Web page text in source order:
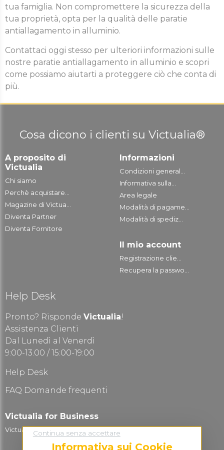
tua famiglia. Non compromettere la sicurezza della
tua proprietà, opta per la qualità delle paratie
antiallagamento in alluminio.
Contattaci oggi stesso per ulteriori informazioni sulle
nostre paratie antiallagamento in alluminio e scopri
come possiamo aiutarti a proteggere ciò che conta di
più.
Cosa dicono i clienti su Victualia®
A proposito di
Victualia
Chi siamo
Perchè acquistare...
Magazine di Victua...
Diventa Partner
Diventa Fornitore
Informazioni
Condizioni general...
Informativa sulla...
Area legale
Modalità di pagame...
Modalità di spediz...
Il mio account
Registrazione clie...
Recupera la passwo...
Help Desk
Pronto? Risponde Victualia!
Assistenza Clienti
Dal Lunedì al Venerdì
9:00-13.00 / 15:00-19:00
Help Desk
FAQ Domande frequenti
Victualia for Business
Victualia Logistic...Continua senza accettare
Informativa sui Cookie